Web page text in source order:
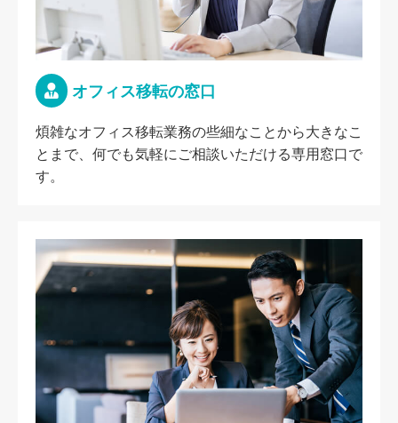
オフィス移転の窓口
煩雑なオフィス移転業務の些細なことから大きなこ
とまで、何でも気軽にご相談いただける専用窓口で
す。